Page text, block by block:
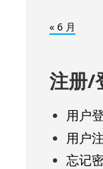
« 6 月
注册/
用户
用户
忘记